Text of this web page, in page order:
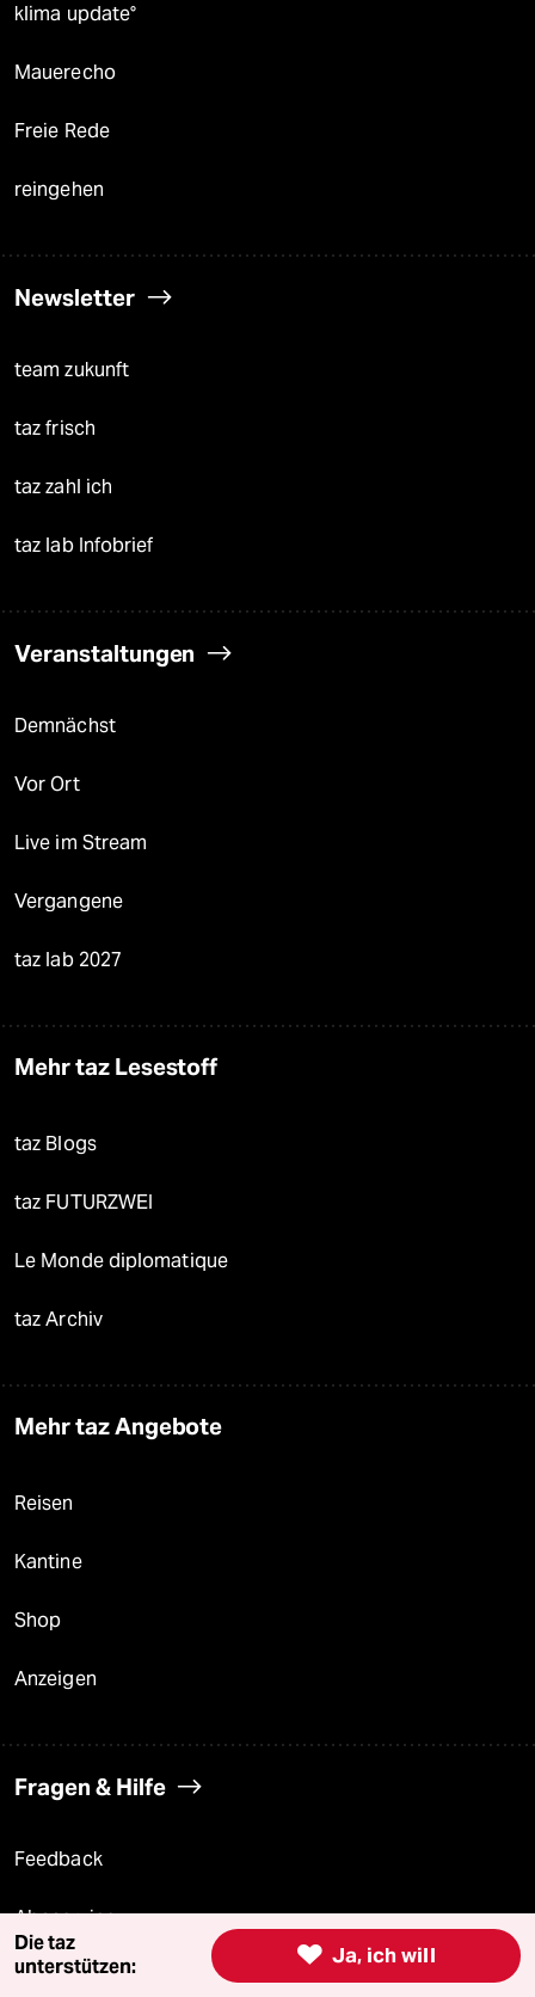
klima update°
Mauerecho
Freie Rede
reingehen
Newsletter
team zukunft
taz frisch
taz zahl ich
taz lab Infobrief
Veranstaltungen
Demnächst
Vor Ort
Live im Stream
Vergangene
taz lab 2027
Mehr taz Lesestoff
taz Blogs
taz FUTURZWEI
Le Monde diplomatique
taz Archiv
Mehr taz Angebote
Reisen
Kantine
Shop
Anzeigen
Fragen & Hilfe
Feedback
Aboservice
ePaper Login
 Ja, ich will
Die taz
unterstützen: